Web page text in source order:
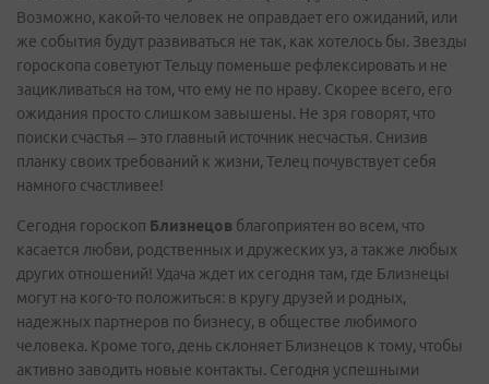
Возможно, какой-то человек не оправдает его ожиданий, или
же события будут развиваться не так, как хотелось бы. Звезды
гороскопа советуют Тельцу поменьше рефлексировать и не
зацикливаться на том, что ему не по нраву. Скорее всего, его
ожидания просто слишком завышены. Не зря говорят, что
поиски счастья – это главный источник несчастья. Снизив
планку своих требований к жизни, Телец почувствует себя
намного счастливее!
Сегодня гороскоп Близнецов благоприятен во всем, что
касается любви, родственных и дружеских уз, а также любых
других отношений! Удача ждет их сегодня там, где Близнецы
могут на кого-то положиться: в кругу друзей и родных,
надежных партнеров по бизнесу, в обществе любимого
человека. Кроме того, день склоняет Близнецов к тому, чтобы
активно заводить новые контакты. Сегодня успешными